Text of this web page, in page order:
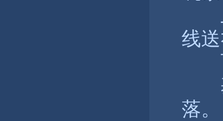
线
百
基
落。